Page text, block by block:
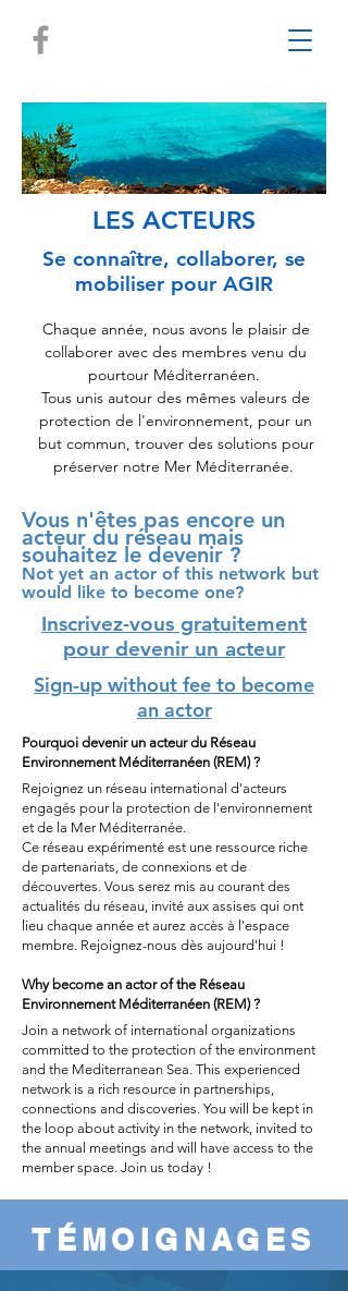
LES ACTEURS
Se connaître, collaborer, se
mobiliser pour AGIR
Chaque année, nous avons le plaisir de
collaborer avec des membres venu du
pourtour Méditerranéen.
Tous unis autour des mêmes valeurs de
protection de l'environnement, pour un
but commun, trouver des solutions pour
préserver notre Mer Méditerranée.
Vous n'êtes pas encore un
acteur du réseau mais
souhaitez le devenir ?
Not yet an actor of this network but
would like to become one?
Inscrivez-vous gratuitement
pour devenir un acteur
Sign-up without fee to become
an actor
Pourquoi devenir un acteur du Réseau
Environnement Méditerranéen (REM) ?
Rejoignez un réseau international d'acteurs
engagés pour la protection de l'environnement
et de la Mer Méditerranée.
Ce réseau expérimenté est une ressource riche
de partenariats, de connexions et de
découvertes. Vous serez mis au courant des
actualités du réseau, invité aux assises qui ont
lieu chaque année et aurez accès à l'espace
membre. Rejoignez-nous dès aujourd'hui !
Why become an actor of the Réseau
Environnement Méditerranéen (REM) ?
Join a network of international organizations
committed to the protection of the environment
and the Mediterranean Sea. This experienced
network is a rich resource in partnerships,
connections and discoveries. You will be kept in
the loop about activity in the network, invited to
the annual meetings and will have access to the
member space. Join us today !
TÉMOIGNAGES